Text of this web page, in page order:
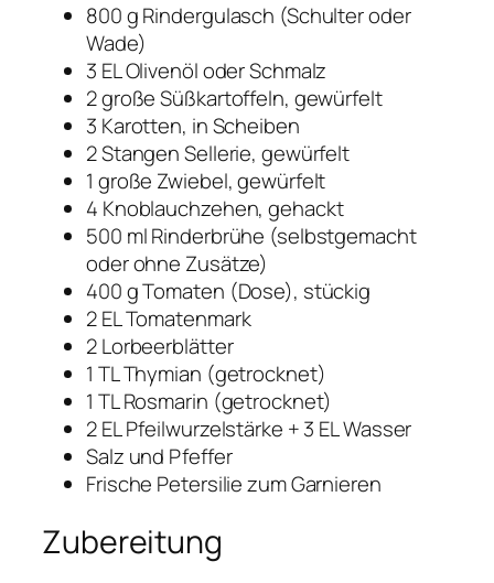
800 g Rindergulasch (Schulter oder
Wade)
3 EL Olivenöl oder Schmalz
2 große Süßkartoffeln, gewürfelt
3 Karotten, in Scheiben
2 Stangen Sellerie, gewürfelt
1 große Zwiebel, gewürfelt
4 Knoblauchzehen, gehackt
500 ml Rinderbrühe (selbstgemacht
oder ohne Zusätze)
400 g Tomaten (Dose), stückig
2 EL Tomatenmark
2 Lorbeerblätter
1 TL Thymian (getrocknet)
1 TL Rosmarin (getrocknet)
2 EL Pfeilwurzelstärke + 3 EL Wasser
Salz und Pfeffer
Frische Petersilie zum Garnieren
Zubereitung